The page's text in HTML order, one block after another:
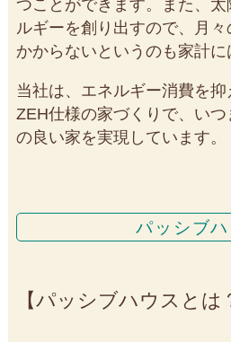
つことができます。また、
ルギーを創り出すので、月
かからないというのも家計に
当社は、エネルギー消費を
ZEH仕様の家づくりで、い
の良い家を実現しています。
パッシブ
パッシブハウスとは